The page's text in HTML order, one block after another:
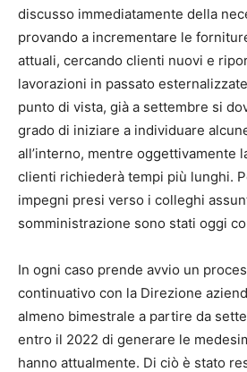
discusso immediatamente della
provando a incrementare le
attuali, cercando clienti nuovi e
lavorazioni in passato
punto di vista, già a settembre si
grado di iniziare a individuare
all’interno, mentre oggettivamente
clienti richiederà tempi più lunghi.
impegni presi verso i colleghi
somministrazione sono stati oggi
In ogni caso prende avvio un
continuativo con la Direzione
almeno bimestrale a partire da
entro il 2022 di generare le
hanno attualmente. Di ciò è stato